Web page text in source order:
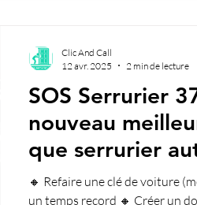
SOS Serrurier
nouveau
que serrurier
🔸 Refaire une clé de voiture
un temps record 🔸 Créer un double de clé malin pour éviter
Clic And Call
12 avr. 2025
2 min de lecture